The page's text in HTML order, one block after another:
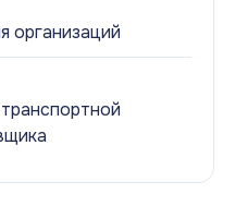
организаций